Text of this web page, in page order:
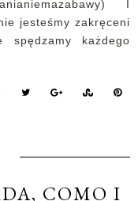
I
jesteśmy zakręceni
każdego
COMO I